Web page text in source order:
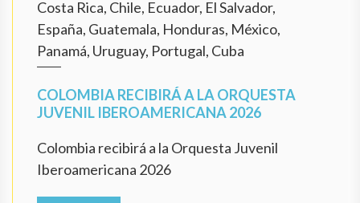
Costa Rica, Chile, Ecuador, El Salvador,
España, Guatemala, Honduras, México,
Panamá, Uruguay, Portugal, Cuba
COLOMBIA RECIBIRÁ A LA ORQUESTA
JUVENIL IBEROAMERICANA 2026
Colombia recibirá a la Orquesta Juvenil
Iberoamericana 2026